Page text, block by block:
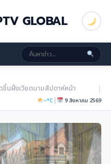
GLOBAL
น ‘ประกัน’ สกัดสหรัฐฯ ถอนตัว |
--°C| 9 สิงหาคม 2569